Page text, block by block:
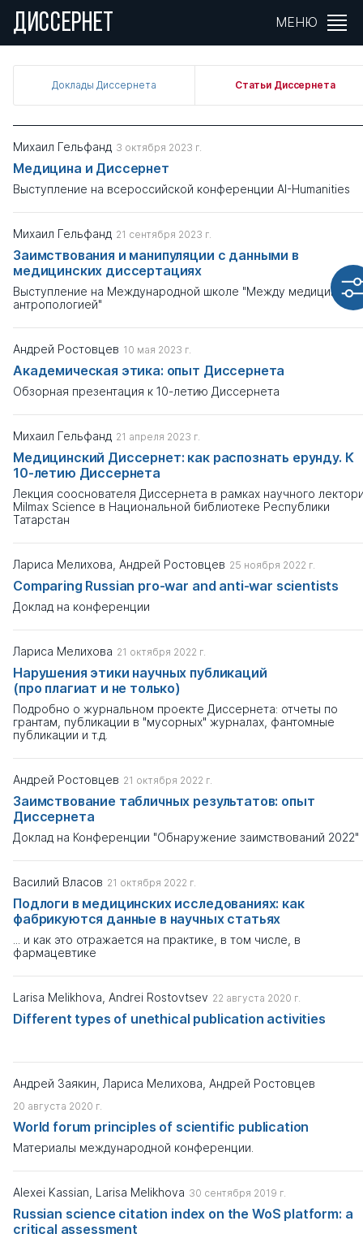
ДИССЕРНЕТ МЕНЮ
Доклады Диссернета Статьи Диссернета
Михаил Гельфанд 3 октября 2023 г.
Медицина и Диссернет
Выступление на всероссийской конференции AI-Humanities
Михаил Гельфанд 21 сентября 2023 г.
Заимствования и манипуляции с данными в
медицинских диссертациях
Выступление на Международной школе "Между медициной и
антропологией"
Андрей Ростовцев 10 мая 2023 г.
Академическая этика: опыт Диссернета
Обзорная презентация к 10-летию Диссернета
Михаил Гельфанд 21 апреля 2023 г.
Медицинский Диссернет: как распознать ерунду. К
10-летию Диссернета
Лекция сооснователя Диссернета в рамках научного
Milmax Science в Национальной библиотеке Республики
Татарстан
Лариса Мелихова, Андрей Ростовцев 25 ноября 2022 г.
Comparing Russian pro-war and anti-war scientists
Доклад на конференции
Лариса Мелихова 21 октября 2022 г.
Нарушения этики научных публикаций
(про плагиат и не только)
Подробно о журнальном проекте Диссернета: отчеты по
грантам, публикации в "мусорных" журналах, фантомные
публикации и т.д.
Андрей Ростовцев 21 октября 2022 г.
Заимствование табличных результатов: опыт
Диссернета
Доклад на Конференции "Обнаружение заимствований 2022"
Василий Власов 21 октября 2022 г.
Подлоги в медицинских исследованиях: как
фабрикуются данные в научных статьях
... и как это отражается на практике, в том числе, в
фармацевтике
Larisa Melikhova, Andrei Rostovtsev 22 августа 2020 г.
Different types of unethical publication activities
Андрей Заякин, Лариса Мелихова, Андрей Ростовцев
20 августа 2020 г.
World forum principles of scientific publication
Материалы международной конференции.
Alexei Kassian, Larisa Melikhova 30 сентября 2019 г.
Russian science citation index on the WoS platform: a
critical assessment
Фильтры
Автор
Тема
Выберите
Тип материала
Дата публикации
Показать результаты
Сбросить